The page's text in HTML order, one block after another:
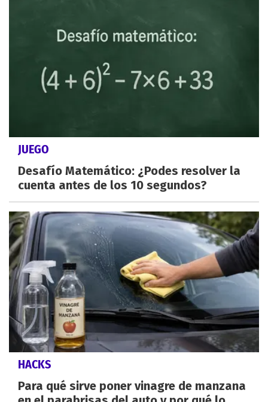
JUEGO
Desafío Matemático: ¿Podes resolver la
cuenta antes de los 10 segundos?
HACKS
Para qué sirve poner vinagre de manzana